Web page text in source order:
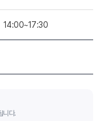
14:00~17:30
니다.